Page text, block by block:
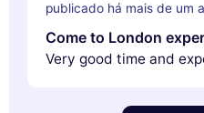
publicado há mais de um
Come to London
Very good time and